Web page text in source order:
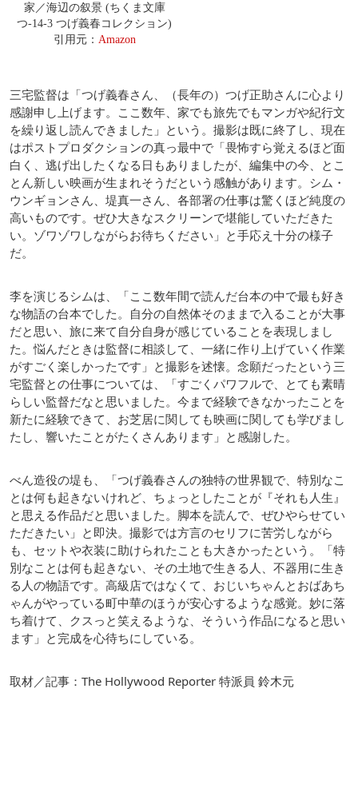
家／海辺の叙景 (ちくま文庫
つ-14-3 つげ義春コレクション)
引用元： Amazon
三宅監督は「つげ義春さん、（長年の）つげ正助さんに心より
感謝申し上げます。ここ数年、家でも旅先でもマンガや紀行文
を繰り返し読んできました」という。撮影は既に終了し、現在
はポストプロダクションの真っ最中で「畏怖すら覚えるほど面
白く、逃げ出したくなる日もありましたが、編集中の今、とこ
とん新しい映画が生まれそうだという感触があります。シム・
ウンギョンさん、堤真一さん、各部署の仕事は驚くほど純度の
高いものです。ぜひ大きなスクリーンで堪能していただきた
い。ゾワゾワしながらお待ちください」と手応え十分の様子
だ。
李を演じるシムは、「ここ数年間で読んだ台本の中で最も好き
な物語の台本でした。自分の自然体そのままで入ることが大事
だと思い、旅に来て自分自身が感じていることを表現しまし
た。悩んだときは監督に相談して、一緒に作り上げていく作業
がすごく楽しかったです」と撮影を述懐。念願だったという三
宅監督との仕事については、「すごくパワフルで、とても素晴
らしい監督だなと思いました。今まで経験できなかったことを
新たに経験できて、お芝居に関しても映画に関しても学びまし
たし、響いたことがたくさんあります」と感謝した。
べん造役の堤も、「つげ義春さんの独特の世界観で、特別なこ
とは何も起きないけれど、ちょっとしたことが『それも人生』
と思える作品だと思いました。脚本を読んで、ぜひやらせてい
ただきたい」と即決。撮影では方言のセリフに苦労しながら
も、セットや衣装に助けられたことも大きかったという。「特
別なことは何も起きない、その土地で生きる人、不器用に生き
る人の物語です。高級店ではなくて、おじいちゃんとおばあち
ゃんがやっている町中華のほうが安心するような感覚。妙に落
ち着けて、クスっと笑えるような、そういう作品になると思い
ます」と完成を心待ちにしている。
取材／記事：The Hollywood Reporter 特派員 鈴木元